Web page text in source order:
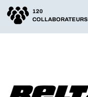
120
COLLABORATEURS